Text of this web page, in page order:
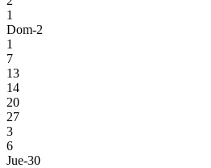
1
Dom-2
1
7
13
14
20
27
3
6
Jue-30